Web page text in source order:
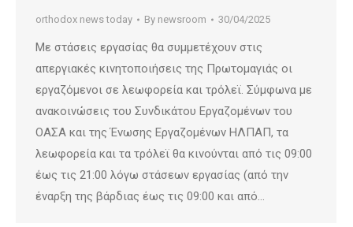
orthodox news today By newsroom 30/04/2025
Με στάσεις εργασίας θα συμμετέχουν στις
απεργιακές κινητοποιήσεις της Πρωτομαγιάς οι
εργαζόμενοι σε λεωφορεία και τρόλεϊ. Σύμφωνα με
ανακοινώσεις του Συνδικάτου Εργαζομένων του
ΟΑΣΑ και της Ένωσης Εργαζομένων ΗΛΠΑΠ, τα
λεωφορεία και τα τρόλεϊ θα κινούνται από τις 09:00
έως τις 21:00 λόγω στάσεων εργασίας (από την
έναρξη της βάρδιας έως τις 09:00 και από…